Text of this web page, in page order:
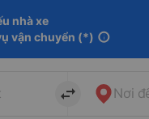
nhà xe
vận chuyển (*) info
import_export Nơi